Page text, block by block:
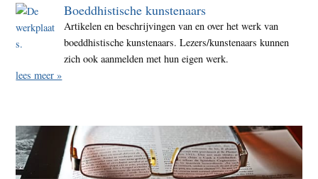
Boeddhistische kunstenaars
Artikelen en beschrijvingen van en over het werk van
boeddhistische kunstenaars. Lezers/kunstenaars kunnen
zich ook aanmelden met hun eigen werk.
lees meer »